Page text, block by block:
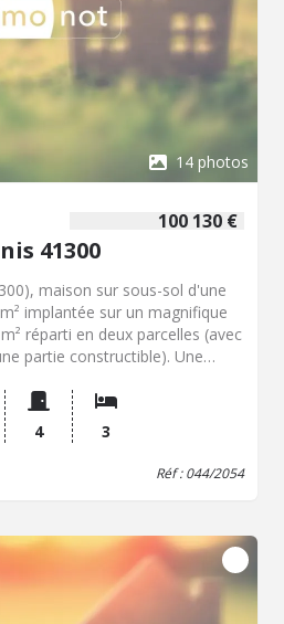
14 photos
100 130 €
41300
maison sur sous-sol d'une
implantée sur un magnifique
réparti en deux parcelles (avec
partie constructible). Une
cuisine, un séjour lumineux,
placard, toilettes séparées
total, entièrement
chaufferie/buanderie, toilettes,
pour un confort et une
bien à fort potentiel à découvrir
office notarial pour obtenir
sur cette maison à
4 3
Réf : 044/2054